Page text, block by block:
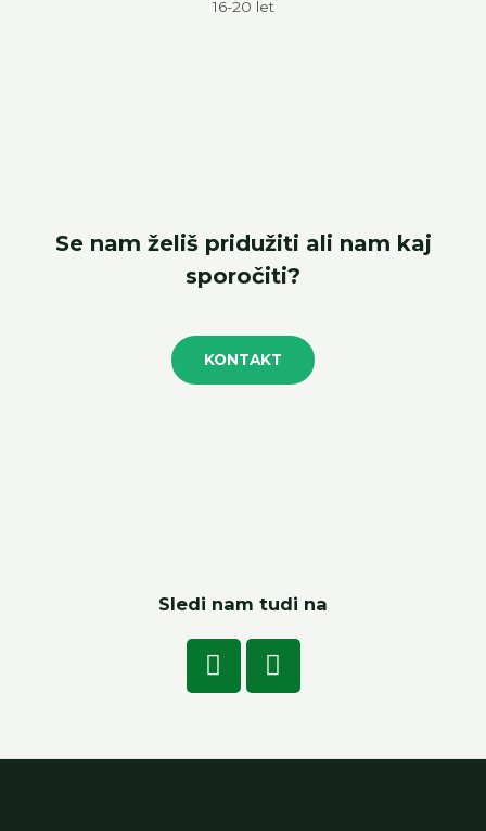
16-20 let
Se nam želiš pridužiti ali nam kaj
sporočiti?
KONTAKT
Sledi nam tudi na